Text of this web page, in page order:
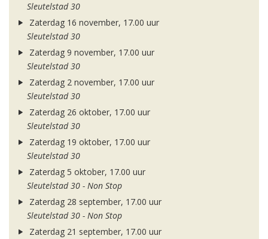
Sleutelstad 30
Zaterdag 16 november, 17.00 uur
Sleutelstad 30
Zaterdag 9 november, 17.00 uur
Sleutelstad 30
Zaterdag 2 november, 17.00 uur
Sleutelstad 30
Zaterdag 26 oktober, 17.00 uur
Sleutelstad 30
Zaterdag 19 oktober, 17.00 uur
Sleutelstad 30
Zaterdag 5 oktober, 17.00 uur
Sleutelstad 30 - Non Stop
Zaterdag 28 september, 17.00 uur
Sleutelstad 30 - Non Stop
Zaterdag 21 september, 17.00 uur